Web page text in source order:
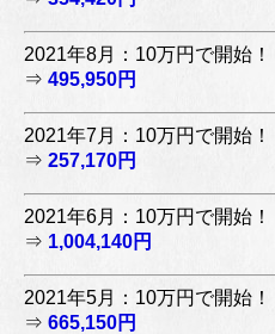
2021年8月：10万円で開始！
⇒ 495,950円
2021年7月：10万円で開始！
⇒ 257,170円
2021年6月：10万円で開始！
⇒ 1,004,140円
2021年5月：10万円で開始！
⇒ 665,150円